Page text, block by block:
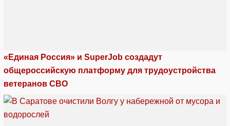
«Единая Россия» и SuperJob создадут
общероссийскую платформу для трудоустройства
ветеранов СВО